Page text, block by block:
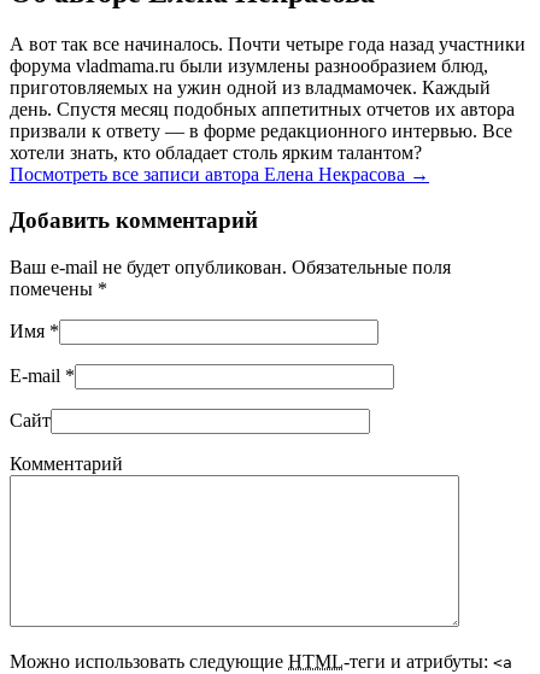
А вот так все начиналось. Почти четыре года назад участники
форума vladmama.ru были изумлены разнообразием блюд,
приготовляемых на ужин одной из владмамочек. Каждый
день. Спустя месяц подобных аппетитных отчетов их автора
призвали к ответу — в форме редакционного интервью. Все
хотели знать, кто обладает столь ярким талантом?
Посмотреть все записи автора Елена Некрасова →
Добавить комментарий
Ваш e-mail не будет опубликован. Обязательные поля
помечены *
Имя *
E-mail *
Сайт
Комментарий
Можно использовать следующие HTML-теги и атрибуты: <a